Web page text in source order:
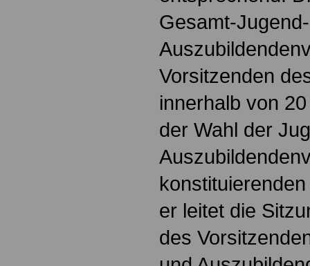
Gesamt-
Vorsitzenden
innerhalb von
der Wahl der
er leitet die
des